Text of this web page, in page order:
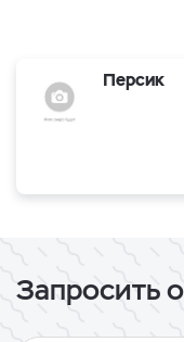
Персик
Запросить